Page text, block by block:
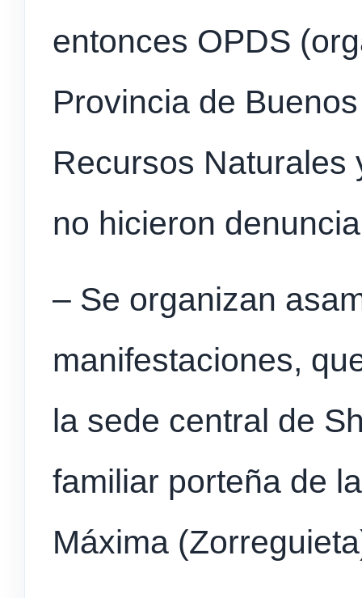
entonces OPDS
Provincia de
Recursos Naturales
no hicieron
– Se organizan
manifestaciones,
la sede central de
familiar porteña de
Máxima